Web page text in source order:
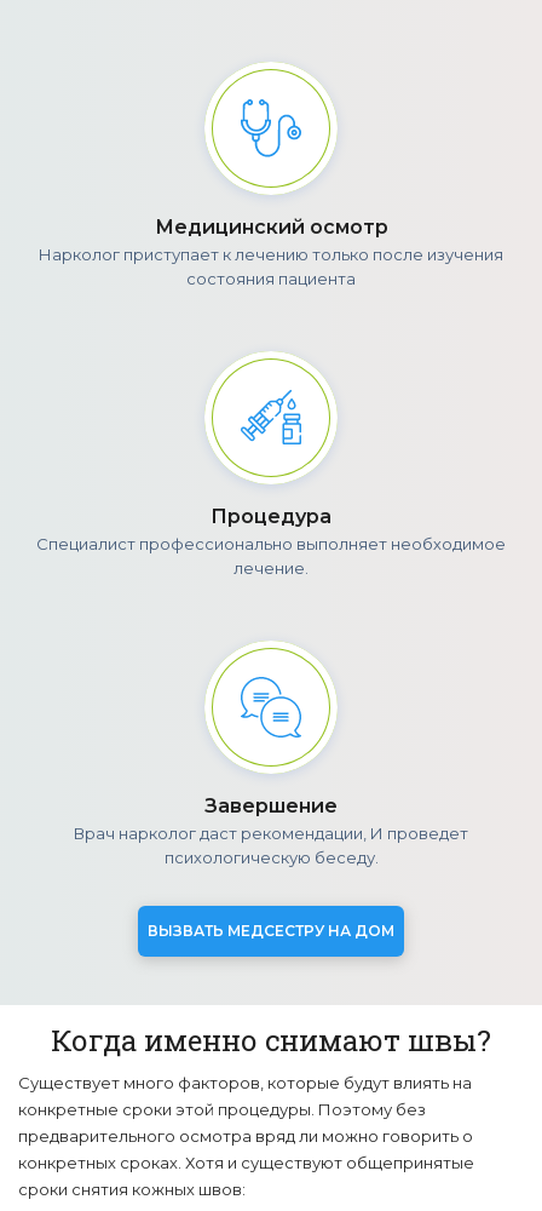
Медицинский осмотр
Нарколог приступает к лечению только после изучения
состояния пациента
Процедура
Специалист профессионально выполняет необходимое
лечение.
Завершение
Врач нарколог даст рекомендации, И проведет
психологическую беседу.
ВЫЗВАТЬ МЕДСЕСТРУ НА ДОМ
Когда именно снимают швы?
Существует много факторов, которые будут влиять на
конкретные сроки этой процедуры. Поэтому без
предварительного осмотра вряд ли можно говорить о
конкретных сроках. Хотя и существуют общепринятые
сроки снятия кожных швов: